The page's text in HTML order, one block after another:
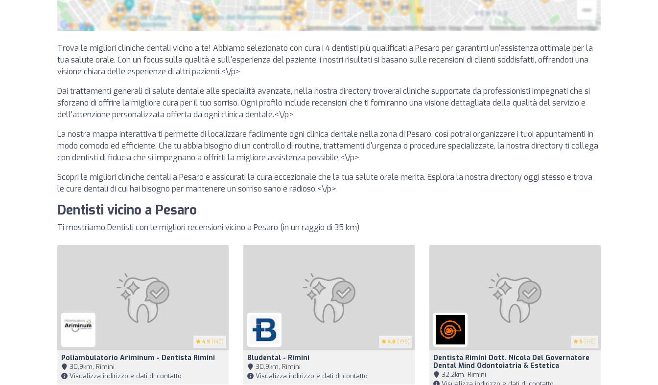
Trova le migliori cliniche dentali vicino a te! Abbiamo selezionato con cura i 4 dentisti più qualificati a Pesaro per garantirti un'assistenza ottimale per la
tua salute orale. Con un focus sulla qualità e sull'esperienza del paziente, i nostri risultati si basano sulle recensioni di clienti soddisfatti, offrendoti una
visione chiara delle esperienze di altri pazienti.<\/p>
Dai trattamenti generali di salute dentale alle specialità avanzate, nella nostra directory troverai cliniche supportate da professionisti impegnati che si
sforzano di offrire la migliore cura per il tuo sorriso. Ogni profilo include recensioni che ti forniranno una visione dettagliata della qualità del servizio e
dell'attenzione personalizzata offerta da ogni clinica dentale.<\/p>
La nostra mappa interattiva ti permette di localizzare facilmente ogni clinica dentale nella zona di Pesaro, così potrai organizzare i tuoi appuntamenti in
modo comodo ed efficiente. Che tu abbia bisogno di un controllo di routine, trattamenti d'urgenza o procedure specializzate, la nostra directory ti collega
con dentisti di fiducia che si impegnano a offrirti la migliore assistenza possibile.<\/p>
Scopri le migliori cliniche dentali a Pesaro e assicurati la cura eccezionale che la tua salute orale merita. Esplora la nostra directory oggi stesso e trova
le cure dentali di cui hai bisogno per mantenere un sorriso sano e radioso.<\/p>
Dentisti vicino a Pesaro
Ti mostriamo Dentisti con le migliori recensioni vicino a Pesaro (in un raggio di 35 km)
4.9 (140)
Poliambulatorio Ariminum - Dentista Rimini
30,9km, Rimini
Visualizza indirizzo e dati di contatto
4.8 (199)
Bludental - Rimini
30,9km, Rimini
Visualizza indirizzo e dati di contatto
5 (178)
Dentista Rimini Dott. Nicola Del Governatore
Dental Mind Odontoiatria & Estetica
32,2km, Rimini